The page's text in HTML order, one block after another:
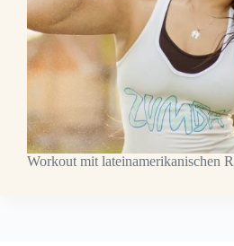
Workout mit lateinamerikanischen